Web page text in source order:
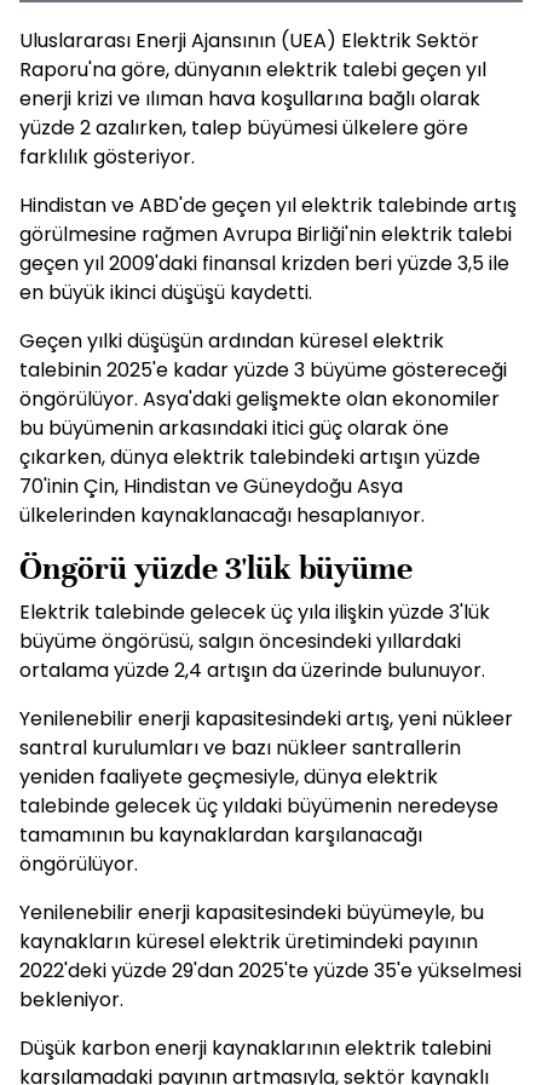
Uluslararası Enerji Ajansının (UEA) Elektrik Sektör
Raporu'na göre, dünyanın elektrik talebi geçen yıl
enerji krizi ve ılıman hava koşullarına bağlı olarak
yüzde 2 azalırken, talep büyümesi ülkelere göre
farklılık gösteriyor.
Hindistan ve ABD'de geçen yıl elektrik talebinde artış
görülmesine rağmen Avrupa Birliği'nin elektrik talebi
geçen yıl 2009'daki finansal krizden beri yüzde 3,5 ile
en büyük ikinci düşüşü kaydetti.
Geçen yılki düşüşün ardından küresel elektrik
talebinin 2025'e kadar yüzde 3 büyüme göstereceği
öngörülüyor. Asya'daki gelişmekte olan ekonomiler
bu büyümenin arkasındaki itici güç olarak öne
çıkarken, dünya elektrik talebindeki artışın yüzde
70'inin Çin, Hindistan ve Güneydoğu Asya
ülkelerinden kaynaklanacağı hesaplanıyor.
Öngörü yüzde 3'lük büyüme
Elektrik talebinde gelecek üç yıla ilişkin yüzde 3'lük
büyüme öngörüsü, salgın öncesindeki yıllardaki
ortalama yüzde 2,4 artışın da üzerinde bulunuyor.
Yenilenebilir enerji kapasitesindeki artış, yeni nükleer
santral kurulumları ve bazı nükleer santrallerin
yeniden faaliyete geçmesiyle, dünya elektrik
talebinde gelecek üç yıldaki büyümenin neredeyse
tamamının bu kaynaklardan karşılanacağı
öngörülüyor.
Yenilenebilir enerji kapasitesindeki büyümeyle, bu
kaynakların küresel elektrik üretimindeki payının
2022'deki yüzde 29'dan 2025'te yüzde 35'e yükselmesi
bekleniyor.
Düşük karbon enerji kaynaklarının elektrik talebini
karşılamadaki payının artmasıyla, sektör kaynaklı